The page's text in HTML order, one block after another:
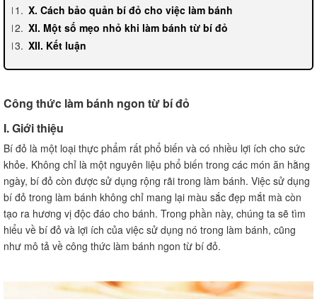
X. Cách bảo quản bí đỏ cho việc làm bánh
XI. Một số mẹo nhỏ khi làm bánh từ bí đỏ
XII. Kết luận
Công thức làm bánh ngon từ bí đỏ
I. Giới thiệu
Bí đỏ là một loại thực phẩm rất phổ biến và có nhiều lợi ích cho sức
khỏe. Không chỉ là một nguyên liệu phổ biến trong các món ăn hằng
ngày, bí đỏ còn được sử dụng rộng rãi trong làm bánh. Việc sử dụng
bí đỏ trong làm bánh không chỉ mang lại màu sắc đẹp mắt mà còn
tạo ra hương vị độc đáo cho bánh. Trong phần này, chúng ta sẽ tìm
hiểu về bí đỏ và lợi ích của việc sử dụng nó trong làm bánh, cũng
như mô tả về công thức làm bánh ngon từ bí đỏ.